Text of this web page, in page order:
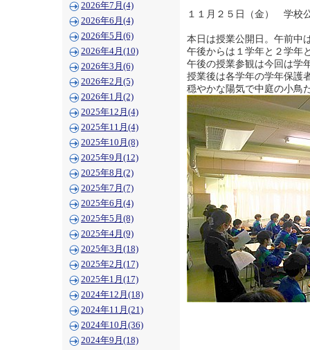
2026年7月(4)
2026年6月(4)
2026年5月(6)
2026年4月(10)
2026年3月(6)
2026年2月(5)
2026年1月(2)
2025年12月(4)
2025年11月(4)
2025年10月(8)
2025年9月(12)
2025年8月(2)
2025年7月(7)
2025年6月(4)
2025年5月(8)
2025年4月(9)
2025年3月(18)
2025年2月(17)
2025年1月(17)
2024年12月(18)
2024年11月(21)
2024年10月(36)
2024年9月(18)
１１月２５日（金） 学校
本日は授業公開日。午前中
午後からは１学年と２学年
午後の授業参観は今回は学
授業後は各学年の学年保護
穏やかな陽気で中庭の小鳥